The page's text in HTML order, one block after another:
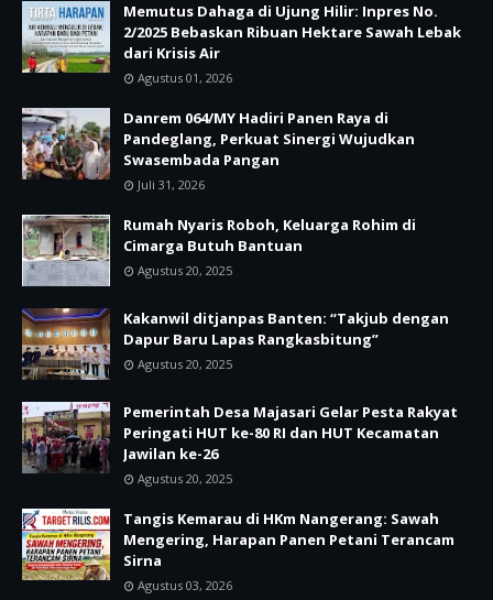
Memutus Dahaga di Ujung Hilir: Inpres No.
2/2025 Bebaskan Ribuan Hektare Sawah Lebak
dari Krisis Air
Agustus 01, 2026
Danrem 064/MY Hadiri Panen Raya di
Pandeglang, Perkuat Sinergi Wujudkan
Swasembada Pangan
Juli 31, 2026
Rumah Nyaris Roboh, Keluarga Rohim di
Cimarga Butuh Bantuan
Agustus 20, 2025
Kakanwil ditjanpas Banten: “Takjub dengan
Dapur Baru Lapas Rangkasbitung”
Agustus 20, 2025
Pemerintah Desa Majasari Gelar Pesta Rakyat
Peringati HUT ke-80 RI dan HUT Kecamatan
Jawilan ke-26
Agustus 20, 2025
Tangis Kemarau di HKm Nangerang: Sawah
Mengering, Harapan Panen Petani Terancam
Sirna
Agustus 03, 2026